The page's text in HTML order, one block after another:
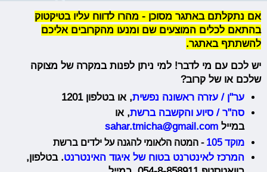
אם נתקלתם באתגר מסוכן - מהרו לדווח עליו בטיקטוק
בהתאם לכלים המוצעים שם ומנעו מהקרובים אליכם
להשתתף באתגר.
יש לכם עם מי לדבר!למי ניתן לפנות במקרה של מצוקה
שלכם או של קרוב?
ער"ן / עזרה ראשונה נפשית, או בטלפון 1201
סה"ר / סיוע והקשבה ברשת, או
במיילsahar.tmicha@gmail.com
מוקד 105 - המטה הלאומי להגנה על ילדים ברשת
המרכז לאינטרנט בטוח של איגוד האינטרנט. בטלפון,